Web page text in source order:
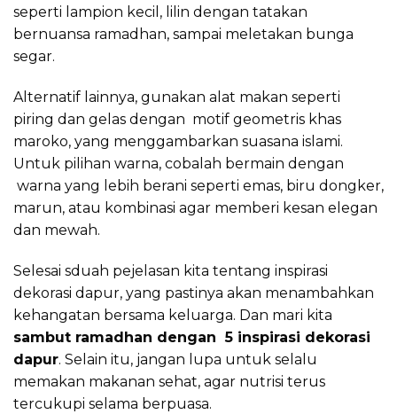
seperti lampion kecil, lilin dengan tatakan
bernuansa ramadhan, sampai meletakan bunga
segar.
Alternatif lainnya, gunakan alat makan seperti
piring dan gelas dengan motif geometris khas
maroko, yang menggambarkan suasana islami.
Untuk pilihan warna, cobalah bermain dengan
warna yang lebih berani seperti emas, biru dongker,
marun, atau kombinasi agar memberi kesan elegan
dan mewah.
Selesai sduah pejelasan kita tentang inspirasi
dekorasi dapur, yang pastinya akan menambahkan
kehangatan bersama keluarga. Dan mari kita
sambut ramadhan dengan 5 inspirasi dekorasi
dapur. Selain itu, jangan lupa untuk selalu
memakan makanan sehat, agar nutrisi terus
tercukupi selama berpuasa.